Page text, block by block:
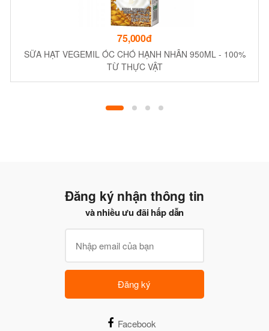
75,000đ
SỮA HẠT VEGEMIL ÓC CHÓ HẠNH NHÂN 950ML - 100%
TỪ THỰC VẬT
Đăng ký nhận thông tin
và nhiều ưu đãi hấp dẫn
Đăng ký
Facebook